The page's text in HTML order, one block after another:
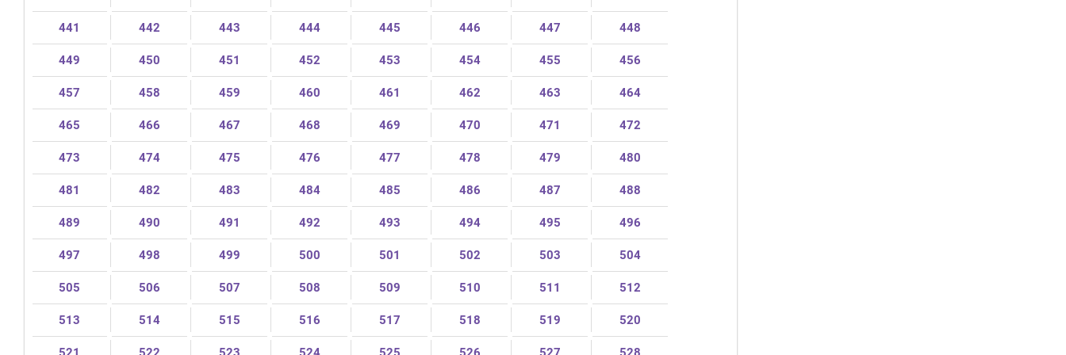
441 442 443 444 445 446 447 448
449 450 451 452 453 454 455 456
457 458 459 460 461 462 463 464
465 466 467 468 469 470 471 472
473 474 475 476 477 478 479 480
481 482 483 484 485 486 487 488
489 490 491 492 493 494 495 496
497 498 499 500 501 502 503 504
505 506 507 508 509 510 511 512
513 514 515 516 517 518 519 520